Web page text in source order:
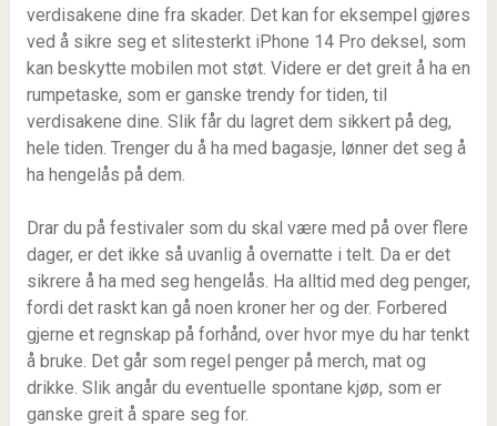
verdisakene dine fra skader. Det kan for eksempel gjøres
ved å sikre seg et slitesterkt iPhone 14 Pro deksel, som
kan beskytte mobilen mot støt. Videre er det greit å ha en
rumpetaske, som er ganske trendy for tiden, til
verdisakene dine. Slik får du lagret dem sikkert på deg,
hele tiden. Trenger du å ha med bagasje, lønner det seg å
ha hengelås på dem.
Drar du på festivaler som du skal være med på over flere
dager, er det ikke så uvanlig å overnatte i telt. Da er det
sikrere å ha med seg hengelås. Ha alltid med deg penger,
fordi det raskt kan gå noen kroner her og der. Forbered
gjerne et regnskap på forhånd, over hvor mye du har tenkt
å bruke. Det går som regel penger på merch, mat og
drikke. Slik angår du eventuelle spontane kjøp, som er
ganske greit å spare seg for.